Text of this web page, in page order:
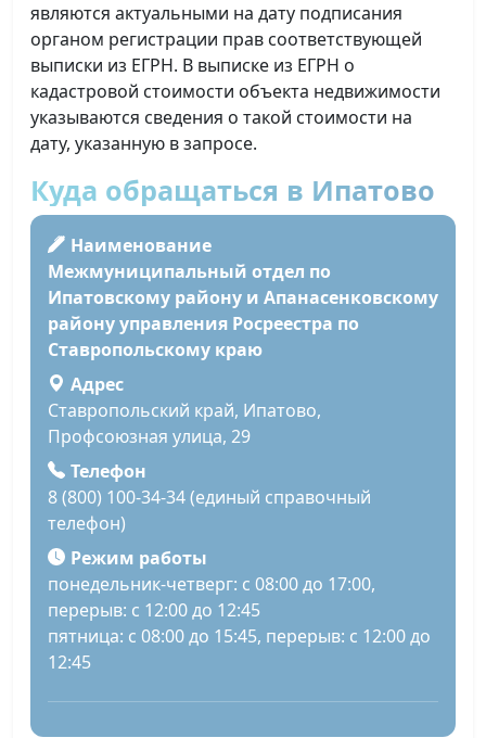
являются актуальными на дату подписания
органом регистрации прав соответствующей
выписки из ЕГРН. В выписке из ЕГРН о
кадастровой стоимости объекта недвижимости
указываются сведения о такой стоимости на
дату, указанную в запросе.
Куда обращаться в Ипатово
Наименование
Межмуниципальный отдел по
Ипатовскому району и Апанасенковскому
району управления Росреестра по
Ставропольскому краю
Адрес
Ставропольский край, Ипатово,
Профсоюзная улица, 29
Телефон
8 (800) 100-34-34 (единый справочный
телефон)
Режим работы
понедельник-четверг: с 08:00 до 17:00,
перерыв: с 12:00 до 12:45
пятница: с 08:00 до 15:45, перерыв: с 12:00 до
12:45